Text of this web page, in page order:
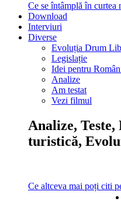
Ce se întâmplă în curtea
Download
Interviuri
Diverse
Evoluția Drum
Legislație
Idei pentru
Analize
Am testat
Vezi filmul
Analize,
turistică,
Ce altceva mai poți citi